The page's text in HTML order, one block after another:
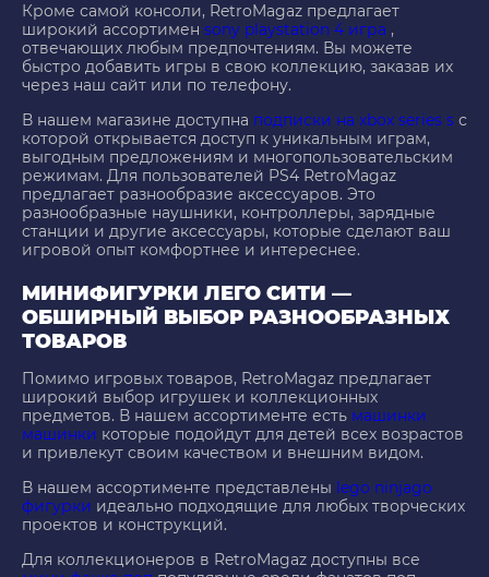
Кроме самой консоли, RetroMagaz предлагает
широкий ассортимен sony playstation 4 игра ,
отвечающих любым предпочтениям. Вы можете
быстро добавить игры в свою коллекцию, заказав их
через наш сайт или по телефону.
В нашем магазине доступна подписки на xbox series s с
которой открывается доступ к уникальным играм,
выгодным предложениям и многопользовательским
режимам. Для пользователей PS4 RetroMagaz
предлагает разнообразие аксессуаров. Это
разнообразные наушники, контроллеры, зарядные
станции и другие аксессуары, которые сделают ваш
игровой опыт комфортнее и интереснее.
МИНИФИГУРКИ ЛЕГО СИТИ —
ОБШИРНЫЙ ВЫБОР РАЗНООБРАЗНЫХ
ТОВАРОВ
Помимо игровых товаров, RetroMagaz предлагает
широкий выбор игрушек и коллекционных
предметов. В нашем ассортименте есть машинки
машинки которые подойдут для детей всех возрастов
и привлекут своим качеством и внешним видом.
В нашем ассортименте представлены lego ninjago
фигурки идеально подходящие для любых творческих
проектов и конструкций.
Для коллекционеров в RetroMagaz доступны все